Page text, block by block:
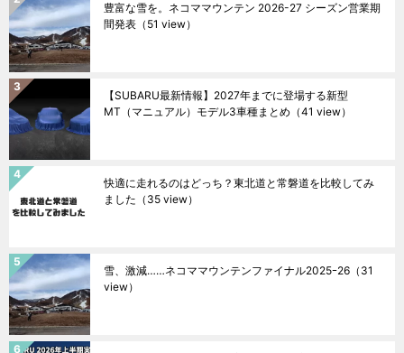
豊富な雪を。ネコママウンテン 2026-27 シーズン営業期
間発表 （51 view）
【SUBARU最新情報】2027年までに登場する新型
MT（マニュアル）モデル3車種まとめ （41 view）
快適に走れるのはどっち？東北道と常磐道を比較してみ
ました （35 view）
雪、激減……ネコママウンテンファイナル2025ｰ26 （31
view）